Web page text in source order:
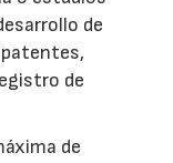
de
de
de